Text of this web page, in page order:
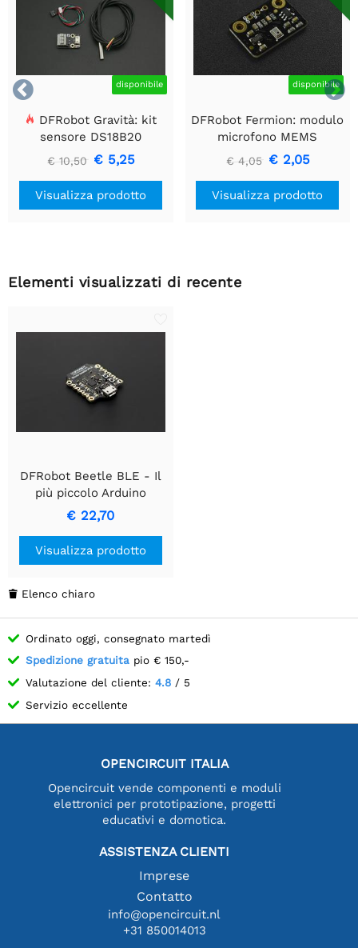

 disponibile
DFRobot Gravità: kit
sensore DS18B20
impermeabile
€ 10,50 € 5,25
Visualizza prodotto
disponibile
DFRobot Fermion: modulo
microfono MEMS
€ 4,05 € 2,05
Visualizza prodotto
Elementi visualizzati di recente
DFRobot Beetle BLE - Il
più piccolo Arduino
bluetooth 4.0 (BLE)
€ 22,70
Visualizza prodotto
 Elenco chiaro
Ordinato oggi, consegnato martedì
Spedizione gratuita pio € 150,-
Valutazione del cliente: 4.8 / 5
Servizio eccellente
OPENCIRCUIT ITALIA
Opencircuit vende componenti e moduli
elettronici per prototipazione, progetti
educativi e domotica.
ASSISTENZA CLIENTI
Imprese
Contatto
info@opencircuit.nl
+31 850014013